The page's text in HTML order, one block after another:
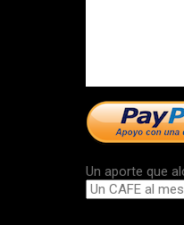
Un aporte que